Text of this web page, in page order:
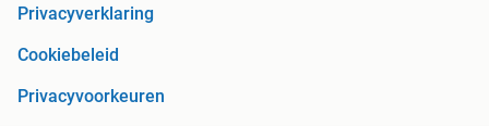
Privacyverklaring
Cookiebeleid
Privacyvoorkeuren